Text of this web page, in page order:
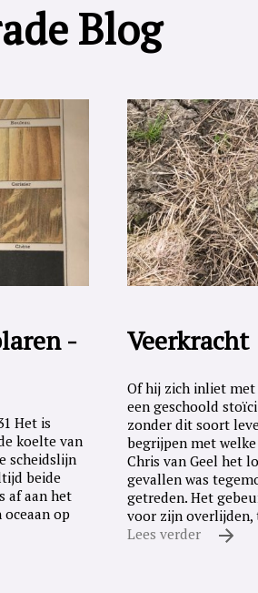
Blog
-
Het is
koelte van
scheidslijn
beide
af aan het
op
Veerkracht
Of hij zich inliet
een geschoold
zonder dit soort
begrijpen met
Chris van Geel het
gevallen was
getreden. Het
voor zijn overlijden,
Lees verder